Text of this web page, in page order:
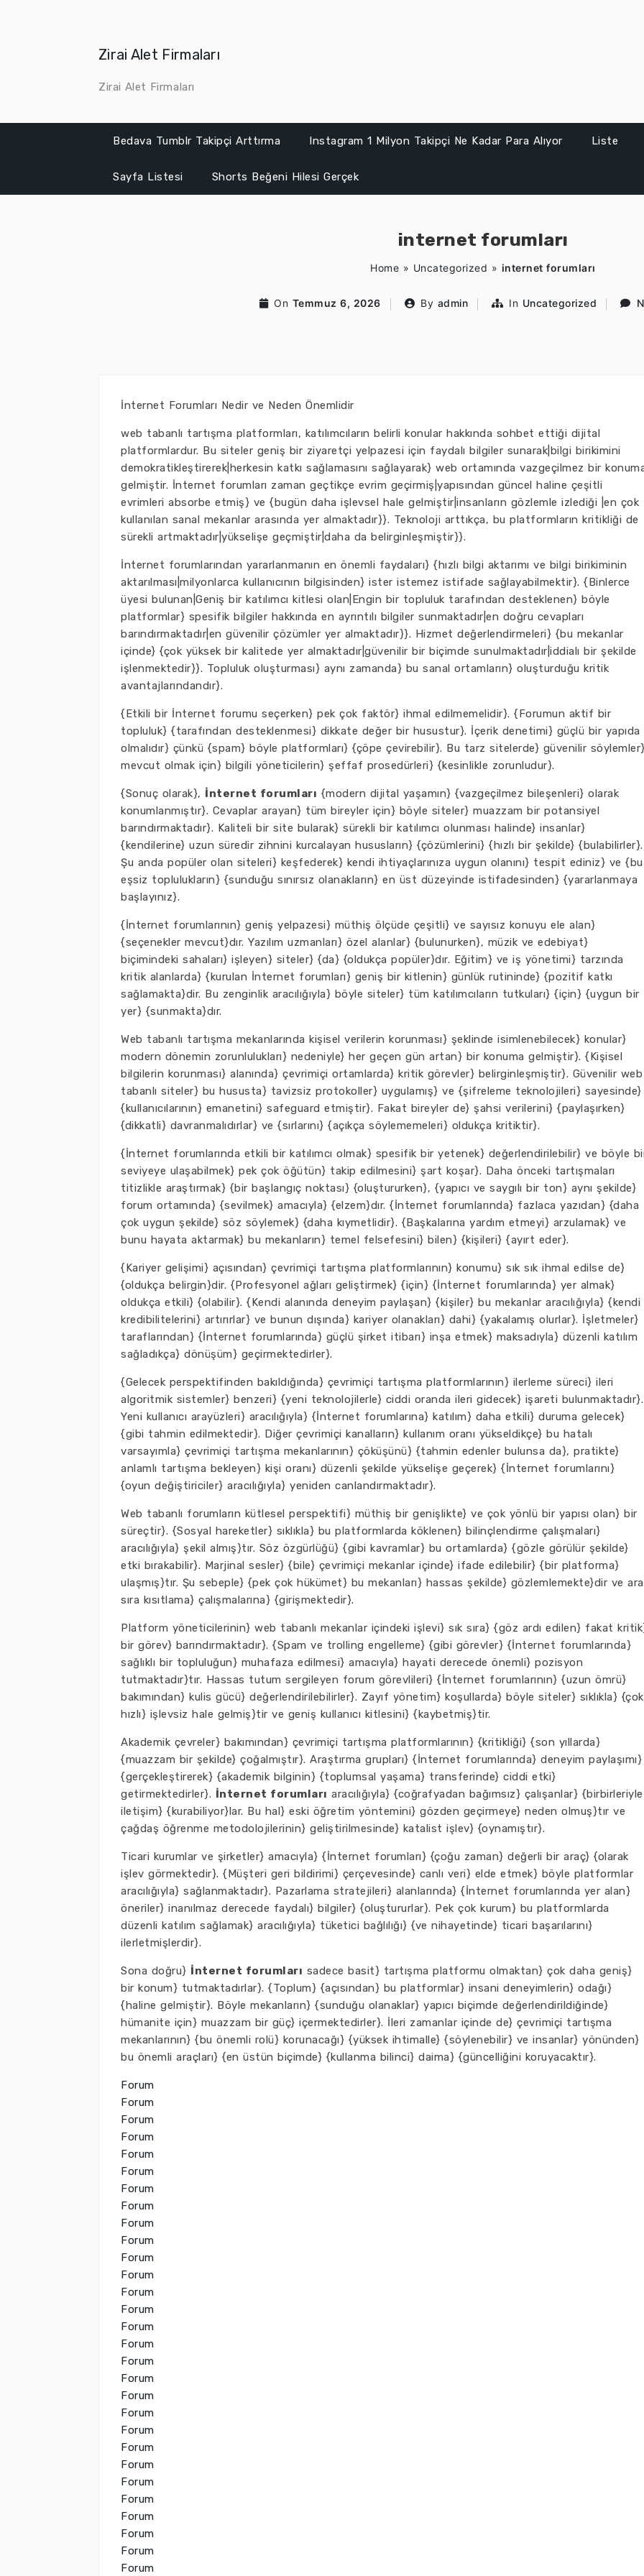
Zirai Alet Firmaları
Zirai Alet Firmaları
Bedava Tumblr Takipçi Arttırma Instagram 1 Milyon Takipçi Ne Kadar Para Alıyor Liste
Sayfa Listesi Shorts Beğeni Hilesi Gerçek
internet forumları
Home » Uncategorized » internet forumları
On Temmuz 6, 2026 By admin In Uncategorized
İnternet Forumları Nedir ve Neden Önemlidir
web tabanlı tartışma platformları, katılımcıların belirli konular hakkında sohbet ettiği dijital
platformlardur. Bu siteler geniş bir ziyaretçi yelpazesi için faydalı bilgiler sunarak|bilgi birikimini
demokratikleştirerek|herkesin katkı sağlamasını sağlayarak} web ortamında vazgeçilmez bir
gelmiştir. İnternet forumları zaman geçtikçe evrim geçirmiş|yapısından güncel haline çeşitli
evrimleri absorbe etmiş} ve {bugün daha işlevsel hale gelmiştir|insanların gözlemle izlediği |en çok
kullanılan sanal mekanlar arasında yer almaktadır}}. Teknoloji arttıkça, bu platformların kritikliği de
sürekli artmaktadır|yükselişe geçmiştir|daha da belirginleşmiştir}}.
İnternet forumlarından yararlanmanın en önemli faydaları} {hızlı bilgi aktarımı ve bilgi birikiminin
aktarılması|milyonlarca kullanıcının bilgisinden} ister istemez istifade sağlayabilmektir}. {Binlerce
üyesi bulunan|Geniş bir katılımcı kitlesi olan|Engin bir topluluk tarafından desteklenen} böyle
platformlar} spesifik bilgiler hakkında en ayrıntılı bilgiler sunmaktadır|en doğru cevapları
barındırmaktadır|en güvenilir çözümler yer almaktadır}}. Hizmet değerlendirmeleri} {bu mekanlar
içinde} {çok yüksek bir kalitede yer almaktadır|güvenilir bir biçimde sunulmaktadır|iddialı bir şekilde
işlenmektedir}}. Topluluk oluşturması} aynı zamanda} bu sanal ortamların} oluşturduğu kritik
avantajlarındandır}.
{Etkili bir İnternet forumu seçerken} pek çok faktör} ihmal edilmemelidir}. {Forumun aktif bir
topluluk} {tarafından desteklenmesi} dikkate değer bir husustur}. İçerik denetimi} güçlü bir yapıda
olmalıdır} çünkü {spam} böyle platformları} {çöpe çevirebilir}. Bu tarz sitelerde} güvenilir
mevcut olmak için} bilgili yöneticilerin} şeffaf prosedürleri} {kesinlikle zorunludur}.
{Sonuç olarak}, İnternet forumları {modern dijital yaşamın} {vazgeçilmez bileşenleri} olarak
konumlanmıştır}. Cevaplar arayan} tüm bireyler için} böyle siteler} muazzam bir potansiyel
barındırmaktadır}. Kaliteli bir site bularak} sürekli bir katılımcı olunması halinde} insanlar}
{kendilerine} uzun süredir zihnini kurcalayan hususların} {çözümlerini} {hızlı bir şekilde} {bulabilirler}.
Şu anda popüler olan siteleri} keşfederek} kendi ihtiyaçlarınıza uygun olanını} tespit ediniz} ve {bu
eşsiz toplulukların} {sunduğu sınırsız olanakların} en üst düzeyinde istifadesinden} {yararlanmaya
başlayınız}.
{İnternet forumlarının} geniş yelpazesi} müthiş ölçüde çeşitli} ve sayısız konuyu ele alan}
{seçenekler mevcut}dır. Yazılım uzmanları} özel alanlar} {bulunurken}, müzik ve edebiyat}
biçimindeki sahaları} işleyen} siteler} {da} {oldukça popüler}dır. Eğitim} ve iş yönetimi} tarzında
kritik alanlarda} {kurulan İnternet forumları} geniş bir kitlenin} günlük rutininde} {pozitif katkı
sağlamakta}dir. Bu zenginlik aracılığıyla} böyle siteler} tüm katılımcıların tutkuları} {için} {uygun bir
yer} {sunmakta}dır.
Web tabanlı tartışma mekanlarında kişisel verilerin korunması} şeklinde isimlenebilecek} konular}
modern dönemin zorunlulukları} nedeniyle} her geçen gün artan} bir konuma gelmiştir}. {Kişisel
bilgilerin korunması} alanında} çevrimiçi ortamlarda} kritik görevler} belirginleşmiştir}. Güvenilir web
tabanlı siteler} bu hususta} tavizsiz protokoller} uygulamış} ve {şifreleme teknolojileri} sayesinde}
{kullanıcılarının} emanetini} safeguard etmiştir}. Fakat bireyler de} şahsi verilerini} {paylaşırken}
{dikkatli} davranmalıdırlar} ve {sırlarını} {açıkça söylememeleri} oldukça kritiktir}.
{İnternet forumlarında etkili bir katılımcı olmak} spesifik bir yetenek} değerlendirilebilir} ve böyle
seviyeye ulaşabilmek} pek çok öğütün} takip edilmesini} şart koşar}. Daha önceki tartışmaları
titizlikle araştırmak} {bir başlangıç noktası} {oluştururken}, {yapıcı ve saygılı bir ton} aynı şekilde}
forum ortamında} {sevilmek} amacıyla} {elzem}dır. {İnternet forumlarında} fazlaca yazıdan} {daha
çok uygun şekilde} söz söylemek} {daha kıymetlidir}. {Başkalarına yardım etmeyi} arzulamak} ve
bunu hayata aktarmak} bu mekanların} temel felsefesini} bilen} {kişileri} {ayırt eder}.
{Kariyer gelişimi} açısından} çevrimiçi tartışma platformlarının} konumu} sık sık ihmal edilse de}
{oldukça belirgin}dir. {Profesyonel ağları geliştirmek} {için} {İnternet forumlarında} yer almak}
oldukça etkili} {olabilir}. {Kendi alanında deneyim paylaşan} {kişiler} bu mekanlar aracılığıyla} {kendi
kredibilitelerini} artırırlar} ve bunun dışında} kariyer olanakları} dahi} {yakalamış olurlar}. İşletmeler}
taraflarından} {İnternet forumlarında} güçlü şirket itibarı} inşa etmek} maksadıyla} düzenli katılım
sağladıkça} dönüşüm} geçirmektedirler}.
{Gelecek perspektifinden bakıldığında} çevrimiçi tartışma platformlarının} ilerleme süreci} ileri
algoritmik sistemler} benzeri} {yeni teknolojilerle} ciddi oranda ileri gidecek} işareti bulunmaktadır}.
Yeni kullanıcı arayüzleri} aracılığıyla} {İnternet forumlarına} katılım} daha etkili} duruma gelecek}
{gibi tahmin edilmektedir}. Diğer çevrimiçi kanalların} kullanım oranı yükseldikçe} bu hatalı
varsayımla} çevrimiçi tartışma mekanlarının} çöküşünü} {tahmin edenler bulunsa da}, pratikte}
anlamlı tartışma bekleyen} kişi oranı} düzenli şekilde yükselişe geçerek} {İnternet forumlarını}
{oyun değiştiriciler} aracılığıyla} yeniden canlandırmaktadır}.
Web tabanlı forumların kütlesel perspektifi} müthiş bir genişlikte} ve çok yönlü bir yapısı olan} bir
süreçtir}. {Sosyal hareketler} sıklıkla} bu platformlarda köklenen} bilinçlendirme çalışmaları}
aracılığıyla} şekil almış}tır. Söz özgürlüğü} {gibi kavramlar} bu ortamlarda} {gözle görülür şekilde}
etki bırakabilir}. Marjinal sesler} {bile} çevrimiçi mekanlar içinde} ifade edilebilir} {bir platforma}
ulaşmış}tır. Şu sebeple} {pek çok hükümet} bu mekanları} hassas şekilde} gözlemlemekte}dir ve ara
sıra kısıtlama} çalışmalarına} {girişmektedir}.
Platform yöneticilerinin} web tabanlı mekanlar içindeki işlevi} sık sıra} {göz ardı edilen} fakat
bir görev} barındırmaktadır}. {Spam ve trolling engelleme} {gibi görevler} {İnternet forumlarında}
sağlıklı bir topluluğun} muhafaza edilmesi} amacıyla} hayati derecede önemli} pozisyon
tutmaktadır}tır. Hassas tutum sergileyen forum görevlileri} {İnternet forumlarının} {uzun ömrü}
bakımından} kulis gücü} değerlendirilebilirler}. Zayıf yönetim} koşullarda} böyle siteler} sıklıkla} {çok
hızlı} işlevsiz hale gelmiş}tir ve geniş kullanıcı kitlesini} {kaybetmiş}tir.
Akademik çevreler} bakımından} çevrimiçi tartışma platformlarının} {kritikliği} {son yıllarda}
{muazzam bir şekilde} çoğalmıştır}. Araştırma grupları} {İnternet forumlarında} deneyim paylaşımı}
{gerçekleştirerek} {akademik bilginin} {toplumsal yaşama} transferinde} ciddi etki}
getirmektedirler}. İnternet forumları aracılığıyla} {coğrafyadan bağımsız} çalışanlar} {birbirleriyle
iletişim} {kurabiliyor}lar. Bu hal} eski öğretim yöntemini} gözden geçirmeye} neden olmuş}tır ve
çağdaş öğrenme metodolojilerinin} geliştirilmesinde} katalist işlev} {oynamıştır}.
Ticari kurumlar ve şirketler} amacıyla} {İnternet forumları} {çoğu zaman} değerli bir araç} {olarak
işlev görmektedir}. {Müşteri geri bildirimi} çerçevesinde} canlı veri} elde etmek} böyle platformlar
aracılığıyla} sağlanmaktadır}. Pazarlama stratejileri} alanlarında} {İnternet forumlarında yer alan}
öneriler} inanılmaz derecede faydalı} bilgiler} {oluştururlar}. Pek çok kurum} bu platformlarda
düzenli katılım sağlamak} aracılığıyla} tüketici bağlılığı} {ve nihayetinde} ticari başarılarını}
ilerletmişlerdir}.
Sona doğru} İnternet forumları sadece basit} tartışma platformu olmaktan} çok daha geniş}
bir konum} tutmaktadırlar}. {Toplum} {açısından} bu platformlar} insani deneyimlerin} odağı}
{haline gelmiştir}. Böyle mekanların} {sunduğu olanaklar} yapıcı biçimde değerlendirildiğinde}
hümanite için} muazzam bir güç} içermektedirler}. İleri zamanlar içinde de} çevrimiçi tartışma
mekanlarının} {bu önemli rolü} korunacağı} {yüksek ihtimalle} {söylenebilir} ve insanlar} yönünden}
bu önemli araçları} {en üstün biçimde} {kullanma bilinci} daima} {güncelliğini koruyacaktır}.
Forum
Forum
Forum
Forum
Forum
Forum
Forum
Forum
Forum
Forum
Forum
Forum
Forum
Forum
Forum
Forum
Forum
Forum
Forum
Forum
Forum
Forum
Forum
Forum
Forum
Forum
Forum
Forum
Forum